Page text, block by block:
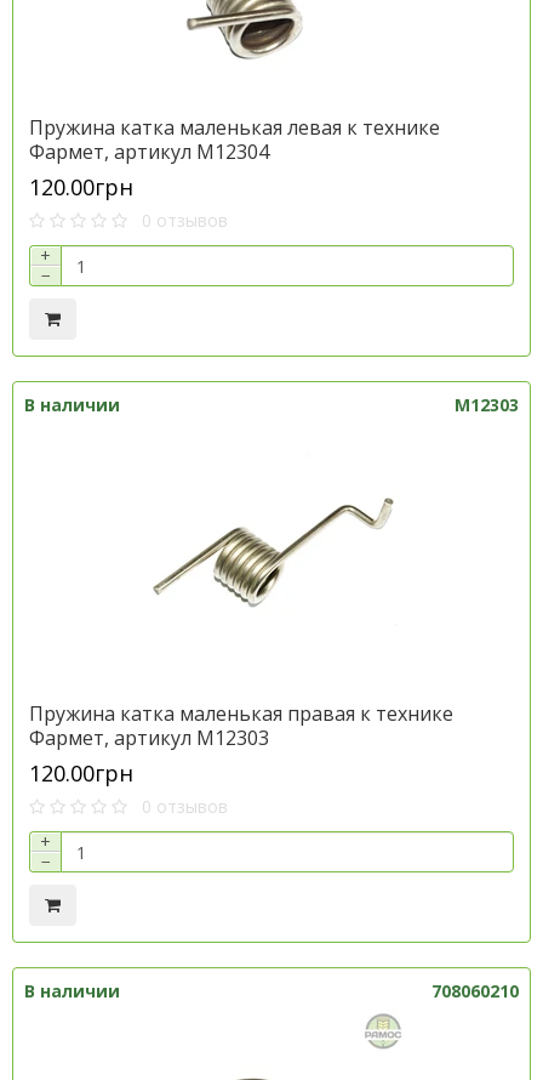
Пружина катка маленькая левая к технике
Фармет, артикул M12304
120.00грн
0 отзывов
+
−
В наличии M12303
Пружина катка маленькая правая к технике
Фармет, артикул M12303
120.00грн
0 отзывов
+
−
В наличии 708060210